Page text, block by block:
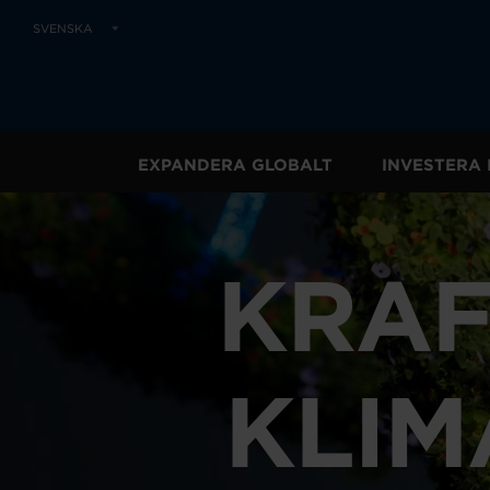
SVENSKA
EXPANDERA GLOBALT INVESTERA